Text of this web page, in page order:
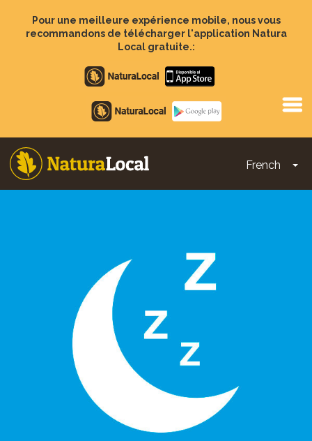
contenu
Pour une meilleure expérience mobile, nous vous
recommandons de télécharger l'application Natura
Local gratuite.:
Apple
store
Google
Play
French
Main